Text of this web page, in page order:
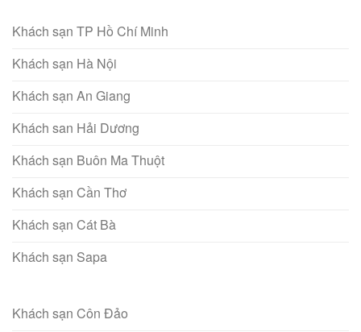
Khách sạn TP Hồ Chí Minh
Khách sạn Hà Nội
Khách sạn An Giang
Khách san Hải Dương
Khách sạn Buôn Ma Thuột
Khách sạn Cần Thơ
Khách sạn Cát Bà
Khách sạn Sapa
Khách sạn Côn Đảo